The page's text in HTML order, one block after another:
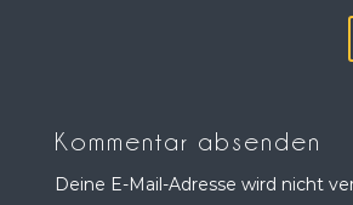
Kommentar absenden
Deine E-Mail-Adresse wird nicht